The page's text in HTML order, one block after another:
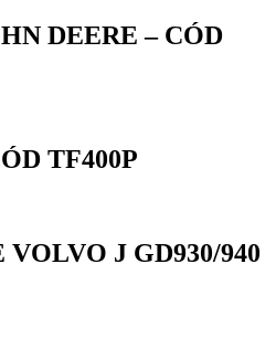
DEERE – CÓD
TF400P
VOLVO J GD930/940